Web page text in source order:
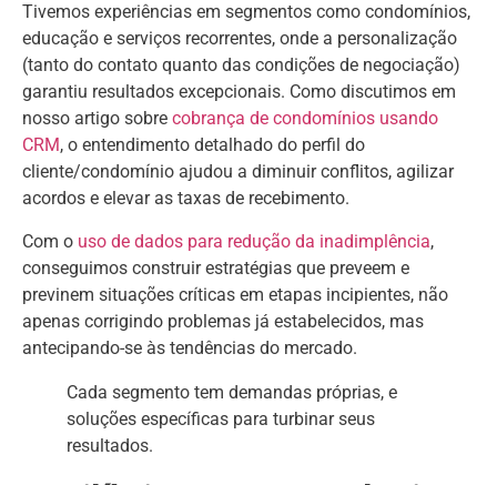
Tivemos experiências em segmentos como condomínios,
educação e serviços recorrentes, onde a personalização
(tanto do contato quanto das condições de negociação)
garantiu resultados excepcionais. Como discutimos em
nosso artigo sobre cobrança de condomínios usando
CRM, o entendimento detalhado do perfil do
cliente/condomínio ajudou a diminuir conflitos, agilizar
acordos e elevar as taxas de recebimento.
Com o uso de dados para redução da inadimplência,
conseguimos construir estratégias que preveem e
previnem situações críticas em etapas incipientes, não
apenas corrigindo problemas já estabelecidos, mas
antecipando-se às tendências do mercado.
Cada segmento tem demandas próprias, e
soluções específicas para turbinar seus
resultados.